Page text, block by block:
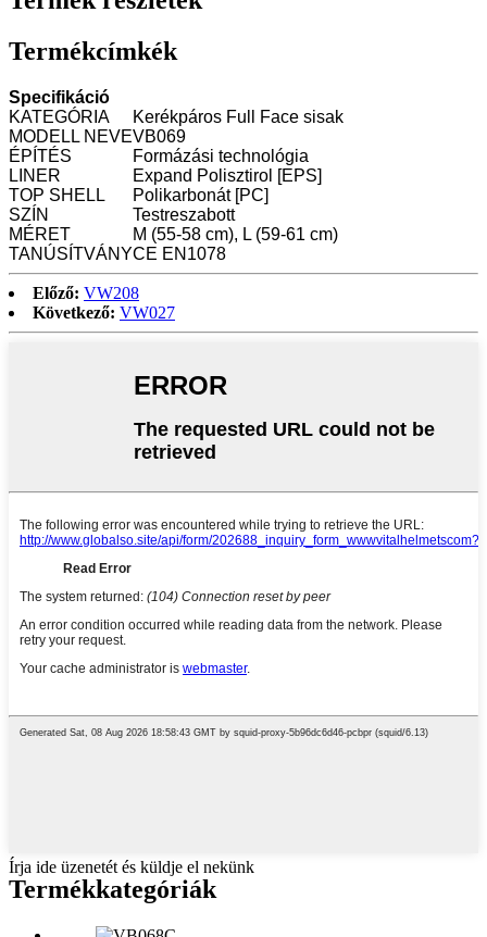
Termékcímkék
Specifikáció
KATEGÓRIA
Kerékpáros Full Face sisak
MODELL NEVEVB069
ÉPÍTÉS
Formázási technológia
LINER
Expand Polisztirol [EPS]
TOP SHELL
Polikarbonát [PC]
SZÍN
Testreszabott
MÉRET
M (55-58 cm), L (59-61 cm)
TANÚSÍTVÁNYCE EN1078
Előző: VW208
Következő: VW027
Írja ide üzenetét és küldje el nekünk
Termékkategóriák